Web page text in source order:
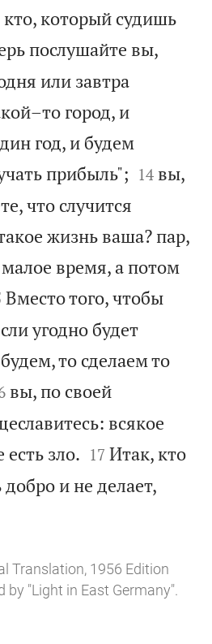
кто, который судишь
послушайте вы,
или завтра
город, и
год, и будем
прибыль"; 

14 вы,
что случится
жизнь ваша? пар,
время, а потом
Вместо того, чтобы
угодно будет
то сделаем то
вы, по своей
всякое
зло. 

17 Итак, кто
и не делает,
Translation, 1956 Edition
by "Light in East Germany".